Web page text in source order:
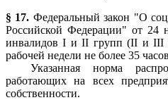
§ 17. Федеральный закон "О
Российской Федерации" от 24
инвалидов I и II групп (II и III
рабочей недели не более 35
Указанная норма
работающих на всех
собственности.